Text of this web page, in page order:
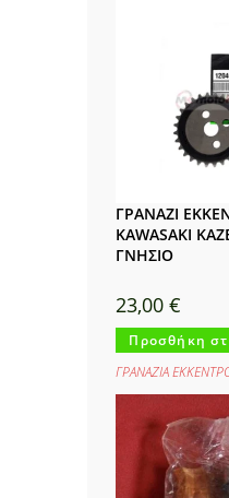
ΓΡΑΝΑΖΙ
KAWASAKI
ΓΝΗΣΙΟ
23,00€
Προσθήκη
ΓΡΑΝΑΖΙΑ